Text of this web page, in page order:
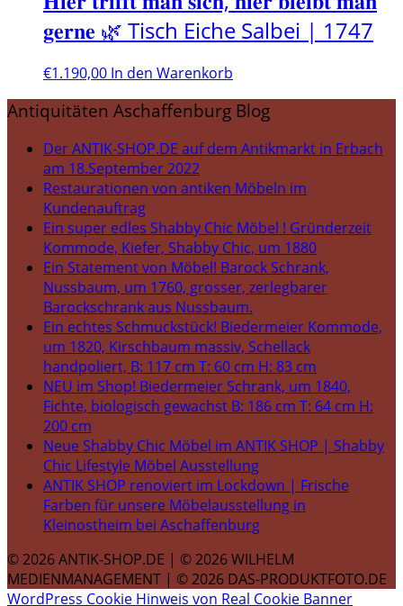
𝐠𝐞𝐫𝐧𝐞 🌿 Tisch Eiche Salbei | 1747
€1.190,00 In den Warenkorb
Antiquitäten Aschaffenburg Blog
Der ANTIK-SHOP.DE auf dem Antikmarkt in Erbach
am 18.September 2022
Restaurationen von antiken Möbeln im
Kundenauftrag
Ein super edles Shabby Chic Möbel ! Gründerzeit
Kommode, Kiefer, Shabby Chic, um 1880
Ein Statement von Möbel! Barock Schrank,
Nussbaum, um 1760, grosser, zerlegbarer
Barockschrank aus Nussbaum.
Ein echtes Schmuckstück! Biedermeier Kommode,
um 1820, Kirschbaum massiv, Schellack
handpoliert, B: 117 cm T: 60 cm H: 83 cm
NEU im Shop! Biedermeier Schrank, um 1840,
Fichte, biologisch gewachst B: 186 cm T: 64 cm H:
200 cm
Neue Shabby Chic Möbel im ANTIK SHOP | Shabby
Chic Lifestyle Möbel Ausstellung
ANTIK SHOP renoviert im Lockdown | Frische
Farben für unsere Möbelausstellung in
Kleinostheim bei Aschaffenburg
© 2026 ANTIK-SHOP.DE | © 2026 WILHELM
MEDIENMANAGEMENT | © 2026 DAS-PRODUKTFOTO.DE
WordPress Cookie Hinweis von Real Cookie Banner